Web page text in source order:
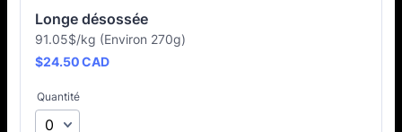
Longe désossée
91.05$/kg (Environ 270g)
$24.50 CAD
$24.50CAD
Quantité